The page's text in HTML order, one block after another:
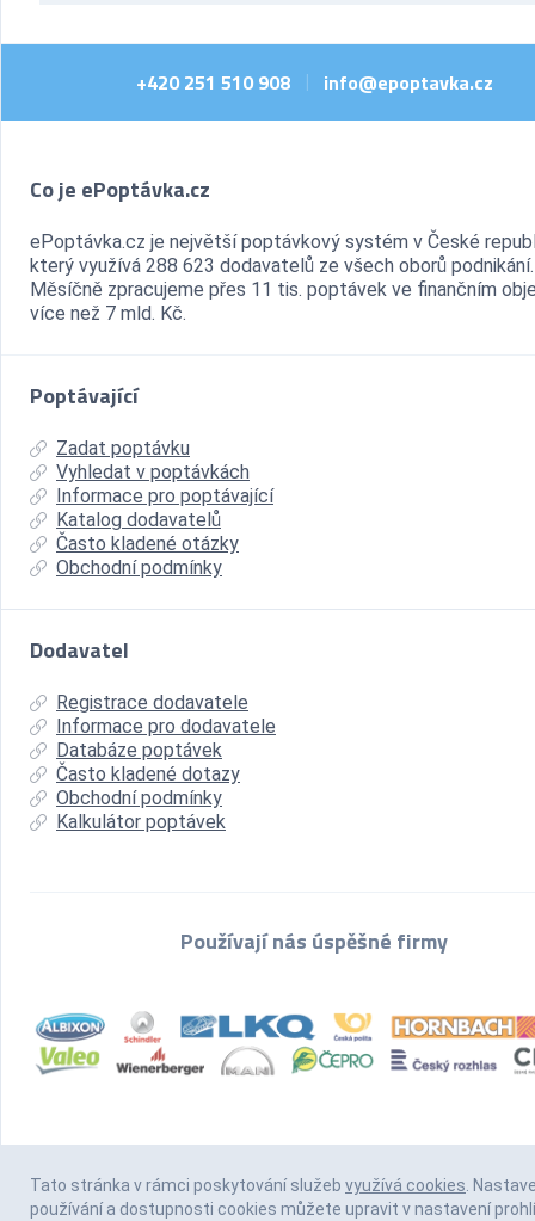
+420 251 510 908 info@epoptavka.cz
Co je ePoptávka.cz
ePoptávka.cz je největší poptávkový systém v České
který využívá 288 623 dodavatelů ze všech oborů podnikání.
Měsíčně zpracujeme přes 11 tis. poptávek ve finančním
více než 7 mld. Kč.
Poptávající
Zadat poptávku
Vyhledat v poptávkách
Informace pro poptávající
Katalog dodavatelů
Často kladené otázky
Obchodní podmínky
Dodavatel
Registrace dodavatele
Informace pro dodavatele
Databáze poptávek
Často kladené dotazy
Obchodní podmínky
Kalkulátor poptávek
Používají nás úspěšné firmy
Tato stránka v rámci poskytování služeb využívá cookies.
používání a dostupnosti cookies můžete upravit v nastavení